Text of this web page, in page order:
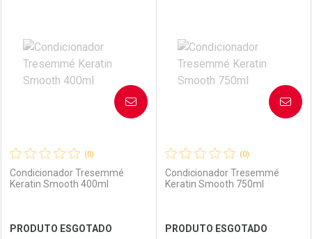
Laboratório
Ver Desconto Convênio
Por Menos Laboratório
Ver Desconto Convênio
Por Menos
(0)
Condicionador Tresemmé
Keratin Smooth 400ml
PRODUTO ESGOTADO
AVISE-ME
(0)
Condicionador Tresemmé
Keratin Smooth 750ml
PRODUTO ESGOTADO
AVISE-ME